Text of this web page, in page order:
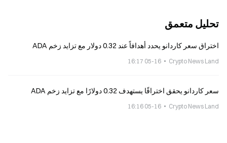
تحليل متعمق
اختراق سعر كاردانو يحدد أهدافاً عند 0.32 دولار مع تزايد زخم ADA
Crypto News Land
05-16 16:17
سعر كاردانو يحقق اختراقًا يستهدف 0.32 دولارًا مع تزايد زخم ADA
Crypto News Land
05-16 16:16